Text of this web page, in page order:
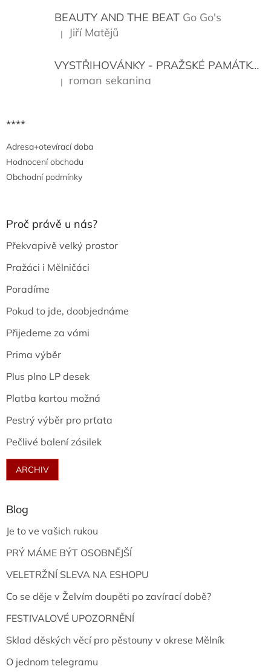
BEAUTY AND THE BEAT Go Go's
Hodnocení produktu je 5 z 5 hvězdiček.
| Jiří Matějů
VYSTŘIHOVÁNKY - PRAŽSKÉ PAMÁTKY
Hodnocení produktu je 5 z 5 hvězdiček.
| roman sekanina
****
Adresa+otevírací doba
Hodnocení obchodu
Obchodní podmínky
Proč právě u nás?
Překvapivě velký prostor
Pražáci i Mělničáci
Poradíme
Pokud to jde, doobjednáme
Přijedeme za vámi
Prima výběr
Plus plno LP desek
Platba kartou možná
Pestrý výběr pro prťata
Pečlivé balení zásilek
ARCHIV
Blog
Je to ve vašich rukou
PRÝ MÁME BÝT OSOBNĚJŠÍ
VELETRŽNÍ SLEVA NA ESHOPU
Co se děje v Želvím doupěti po zavírací době?
FESTIVALOVÉ UPOZORNĚNÍ
Sklad děských věcí pro pěstouny v okrese Mělník
O jednom telegramu